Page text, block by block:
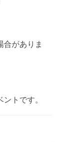
合がありま
トです。